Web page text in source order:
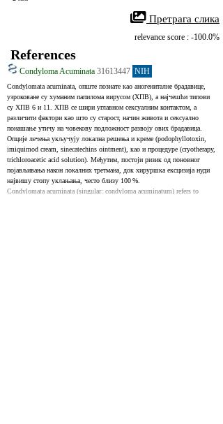
Претрага слика
relevance score : -100.0%
References
Condyloma Acuminata 31613447 NIH
Condylomata acuminata, опште познате као аногениталне брадавице,
узроковане су хуманим папилома вирусом (ХПВ), а најчешћи типови
су ХПВ 6 и 11. ХПВ се шири углавном сексуалним контактом, а
различити фактори као што су старост, начин живота и сексуално
понашање утичу на човекову подложност развоју ових брадавица.
Опције лечења укључују локална решења и креме (podophyllotoxin,
imiquimod cream, sinecatechins ointment), као и процедуре (cryotherapy,
trichloroacetic acid solution). Међутим, постоји ризик од поновног
појављивања након локалних третмана, док хируршка ексцизија нуди
највишу стопу уклањања, често близу 100 %.
Condylomata acuminata (singular: condyloma acuminatum) refers to